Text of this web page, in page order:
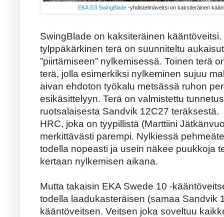
EKA G3 SwingBlade -yhdistelmäveitsi on kaksiteräinen
SwingBlade on kaksiteräinen
tylppäkärkinen terä on suunniteltu
”piirtämiseen” nylkemisessä. Toinen terä
terä, jolla esimerkiksi nylkeminen sujuu
aivan ehdoton työkalu metsässä ruhon
esikäsittelyyn. Terä on valmistettu
ruotsalaisesta Sandvik 12C27
HRC, joka on tyypillistä (Marttiini
merkittävästi parempi. Nylkiessä
todella nopeasti ja usein näkee puukkoja
kertaan nylkemisen aikana.
Mutta takaisin EKA Swede 10 -
todella laadukasteräisen (samaa Sandvik
kääntöveitsen. Veitsen joka soveltuu